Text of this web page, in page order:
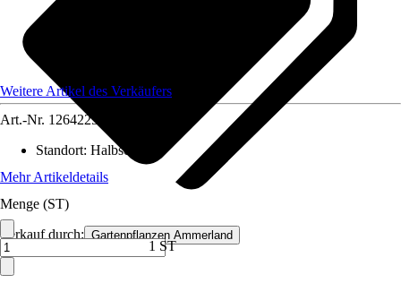
Verkauf durch: Gartenpflanzen Ammerland
Weitere Artikel des Verkäufers
Art.-Nr. 12642259
Standort: Halbschatten
Mehr Artikeldetails
Menge (ST)
1 ST